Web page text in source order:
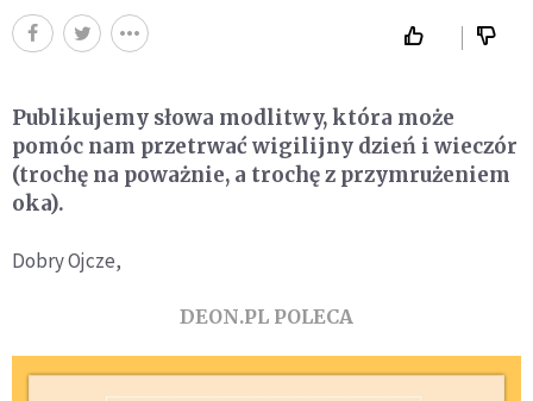
Publikujemy słowa modlitwy, która może
pomóc nam przetrwać wigilijny dzień i wieczór
(trochę na poważnie, a trochę z przymrużeniem
oka).
Dobry Ojcze,
DEON.PL POLECA